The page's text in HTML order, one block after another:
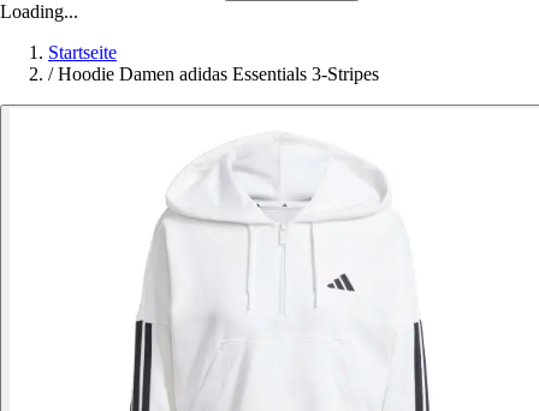
Loading...
Startseite
/ Hoodie Damen adidas Essentials 3-Stripes